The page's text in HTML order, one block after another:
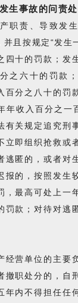
生事故的问责处
职责、导致发
并且按规定“发生
四十的罚款；发
之六十的罚款
百分之八十的罚
年收入百分之一
有关规定追究刑
立即组织抢救或
逃匿的，或者对
报的，按照发生
，最高可处上一
罚款；对待对逃
经营单位的主要
撤职处分的，自
年内不得担任任